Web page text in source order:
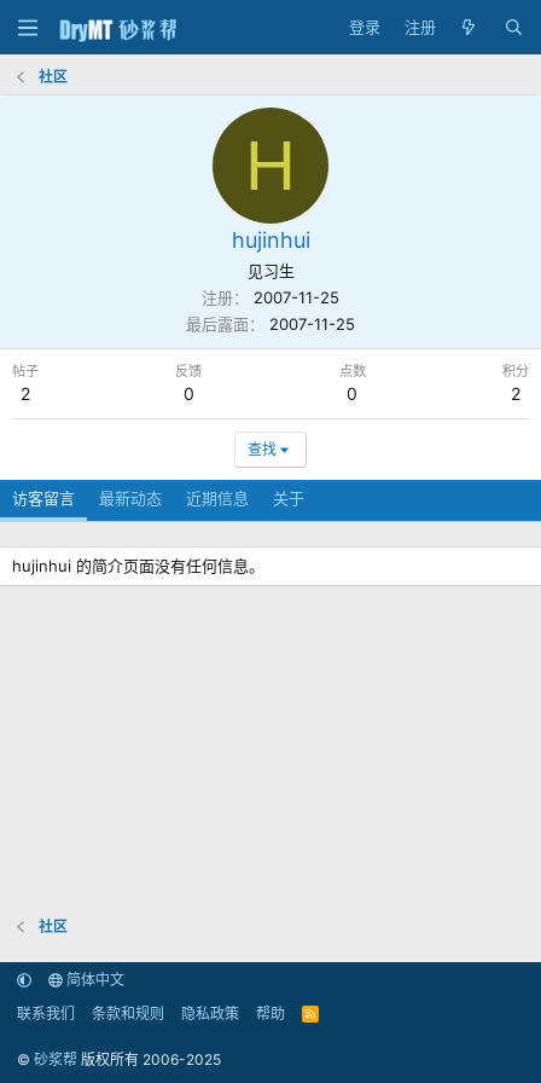
登录 注册
社区
H
hujinhui
见习生
注册
2007-11-25
最后露面
2007-11-25
帖子
2
反馈
0
点数
0
积分
2
查找
访客留言 最新动态 近期信息 关于
hujinhui 的简介页面没有任何信息。
社区
简体中文
联系我们
条款和规则 隐私政策 帮助
R
© 砂浆帮 版权所有 2006-2025